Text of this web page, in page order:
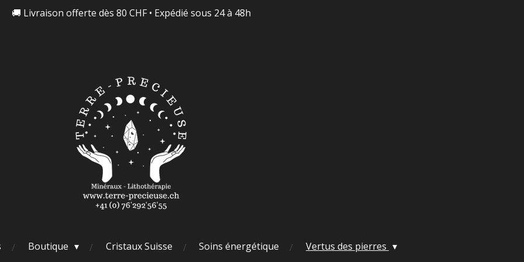
🚚 Livraison offerte dès 80 CHF • Expédié sous 24 à 48h
Boutique Cristaux Suisse Soins énergétique
Vertus des pierres